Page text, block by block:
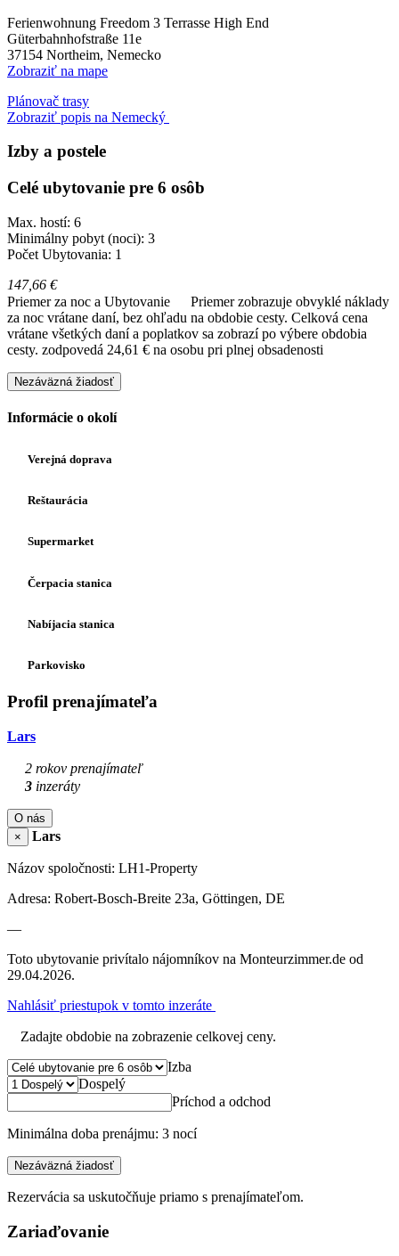
Ferienwohnung Freedom 3 Terrasse High End
Güterbahnhofstraße 11e
37154 Northeim, Nemecko
Zobraziť na mape
Plánovač trasy
Zobraziť popis na Nemecký
Izby a postele
Celé ubytovanie pre 6 osôb
Max. hostí: 6
Minimálny pobyt (noci): 3
Počet Ubytovania: 1
147,66 €
Priemer za noc a Ubytovanie
Priemer zobrazuje obvyklé náklady
za noc vrátane daní, bez ohľadu na obdobie cesty. Celková cena
vrátane všetkých daní a poplatkov sa zobrazí po výbere obdobia
cesty. zodpovedá 24,61 € na osobu pri plnej obsadenosti
Nezáväzná žiadosť
Informácie o okolí
Verejná doprava
Reštaurácia
Supermarket
Čerpacia stanica
Nabíjacia stanica
Parkovisko
Profil prenajímateľa
Lars
2 rokov prenajímateľ
3 inzeráty
O nás
×
Lars
Názov spoločnosti: LH1-Property
Adresa: Robert-Bosch-Breite 23a, Göttingen, DE
—
Toto ubytovanie privítalo nájomníkov na Monteurzimmer.de od
29.04.2026.
Nahlásiť priestupok v tomto inzeráte
Zadajte obdobie na zobrazenie celkovej ceny.
Izba
Dospelý
Príchod a odchod
Minimálna doba prenájmu: 3 nocí
Nezáväzná žiadosť
Rezervácia sa uskutočňuje priamo s prenajímateľom.
Zariaďovanie